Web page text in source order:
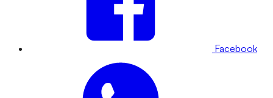
Facebook